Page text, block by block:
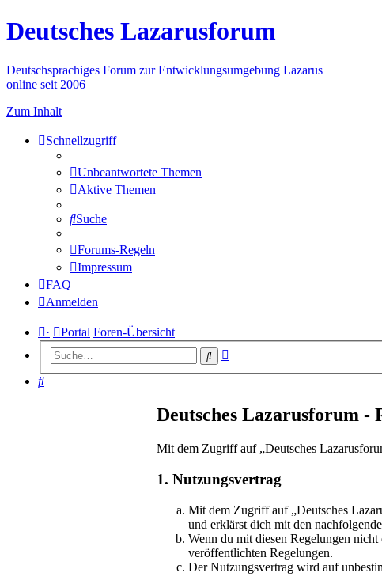
Deutsches Lazarusforum
Deutschsprachiges Forum zur Entwicklungsumgebung Lazarus
online seit 2006
Zum Inhalt
Schnellzugriff
Unbeantwortete Themen
Aktive Themen
Suche
Forums-Regeln
Impressum
FAQ
Anmelden
· Portal Foren-Übersicht
Suche
Suche
Deutsches Lazarusforum -
Mit dem Zugriff auf „Deutsches
1. Nutzungsvertrag
Mit dem Zugriff auf „Deutsches
und erklärst dich mit den
Wenn du mit diesen Regelungen
veröffentlichten Regelungen.
Der Nutzungsvertrag wird auf